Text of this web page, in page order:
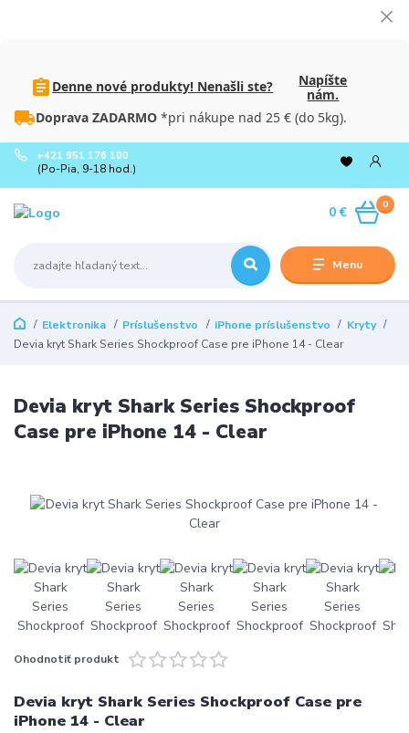
Denne nové produkty! Nenašli ste?
Napíšte
nám.
Doprava ZADARMO *pri nákupe nad 25 € (do 5kg).
Menu
+421 951 176 100
(Po-Pia, 9-18 hod.)
0
0 €
Elektronika Príslušenstvo iPhone príslušenstvo
Kryty
Devia kryt Shark Series Shockproof Case pre iPhone 14 - Clear
Devia kryt Shark Series Shockproof
Case pre iPhone 14 - Clear
Ohodnotiť produkt
Devia kryt Shark Series Shockproof Case pre
iPhone 14 - Clear